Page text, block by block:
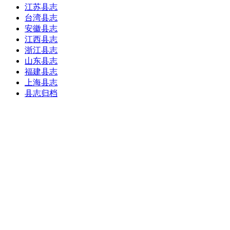
江苏县志
台湾县志
安徽县志
江西县志
浙江县志
山东县志
福建县志
上海县志
县志归档